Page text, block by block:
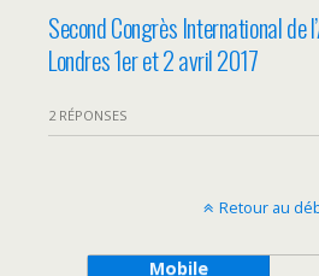
Second Congrès International de
Londres 1er et 2 avril 2017
2 RÉPONSES
Retour au
Mobile